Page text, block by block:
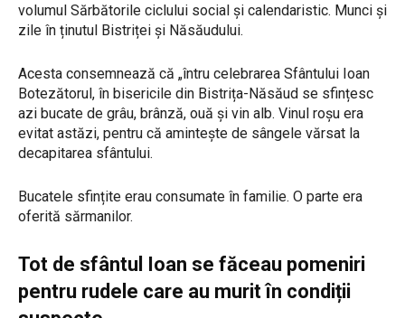
volumul Sărbătorile ciclului social și calendaristic. Munci și
zile în ținutul Bistriței și Năsăudului.
Acesta consemnează că „întru celebrarea Sfântului Ioan
Botezătorul, în bisericile din Bistrița-Năsăud se sfințesc
azi bucate de grâu, brânză, ouă și vin alb. Vinul roșu era
evitat astăzi, pentru că amintește de sângele vărsat la
decapitarea sfântului.
Bucatele sfințite erau consumate în familie. O parte era
oferită sărmanilor.
Tot de sfântul Ioan se făceau pomeniri
pentru rudele care au murit în condiții